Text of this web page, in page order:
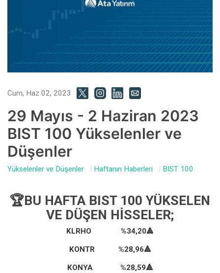
Cum, Haz 02, 2023
29 Mayıs - 2 Haziran 2023
BIST 100 Yükselenler ve
Düşenler
Yükselenler ve Düşenler | Haftanın Haberleri | BIST 100
🏆BU HAFTA BIST 100 YÜKSELEN
VE DÜŞEN HISSELER;
KLRHO %34,20🔺
KONTR %28,96🔺
KONYA %28,59🔺